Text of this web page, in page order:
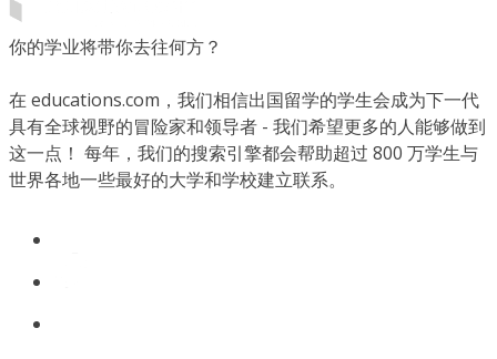
你的学业将带你去往何方？
在 educations.com，我们相信出国留学的学生会成为下一代
具有全球视野的冒险家和领导者 - 我们希望更多的人能够做到
这一点！ 每年，我们的搜索引擎都会帮助超过 800 万学生与
世界各地一些最好的大学和学校建立联系。